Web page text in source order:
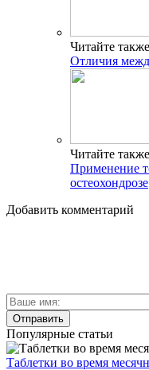
Читайте
Отличия
Читайте
Применение
остеохондрозе
Добавить комментарий
Популярные статьи
Таблетки во время